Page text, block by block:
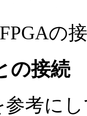
の
の接続
参考に